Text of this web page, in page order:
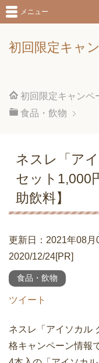
初回限定キャ
メニュー
初回限定キャンペ
食品・飲物
ネスレ「ア
セット1,000
助飲料】
更新日：2021年08
2020/12/24[PR]
食品・飲物
ツイート
ネスレ「アイソカル
格キャンペーン情報